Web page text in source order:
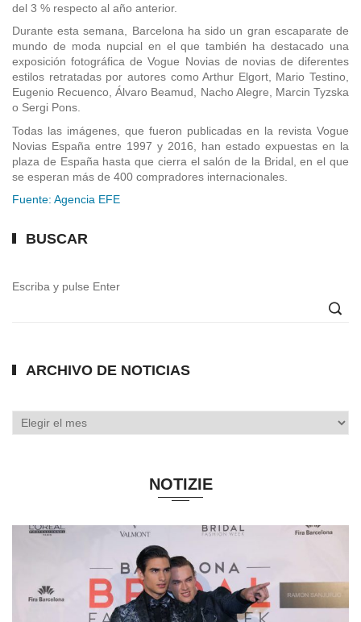
del 3 % respecto al año anterior.
Durante esta semana, Barcelona ha sido un gran escaparate de
mundo de moda nupcial en el que también ha destacado una
exposición fotográfica de Vogue Novias de novias de diferentes
estilos retratadas por autores como Arthur Elgort, Mario Testino,
Eugenio Recuenco, Álvaro Beamud, Nacho Alegre, Marcin Tyzska
o Sergi Pons.
Todas las imágenes, que fueron publicadas en la revista Vogue
Novias España entre 1997 y 2016, han estado expuestas en la
plaza de España hasta que cierra el salón de la Bridal, en el que
se esperan más de 400 compradores internacionales.
Fuente: Agencia EFE
BUSCAR
Escriba y pulse Enter
ARCHIVO DE NOTICIAS
NOTIZIE